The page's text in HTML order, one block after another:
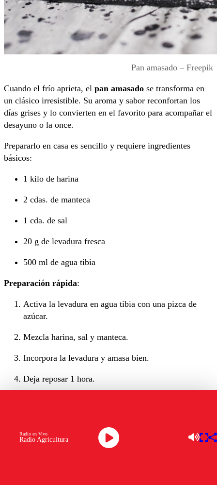
Pan amasado – Freepik
Cuando el frío aprieta, el pan amasado se transforma en
un clásico irresistible. Su aroma y sabor reconfortan los
días grises y lo convierten en el favorito para acompañar el
desayuno o la once.
Prepararlo en casa es sencillo y requiere ingredientes
básicos:
1 kilo de harina
2 cdas. de manteca
1 cda. de sal
20 g de levadura fresca
500 ml de agua tibia
Preparación rápida:
Activa la levadura en agua tibia con una pizca de
azúcar.
Mezcla harina, sal y manteca.
Incorpora la levadura y amasa bien.
Deja reposar 1 hora.
*ChatGPT.
Radio Agricultura
Radio en Vivo